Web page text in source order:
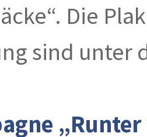
Die
sind unter
„Runter